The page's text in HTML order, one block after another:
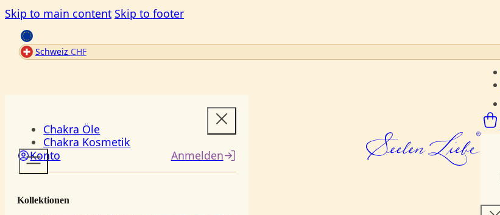
Skip to main content Skip to footer
Schweiz CHF
Chakra Öle
Chakra Kosmetik
Menü
Konto Anmelden
Kollektionen